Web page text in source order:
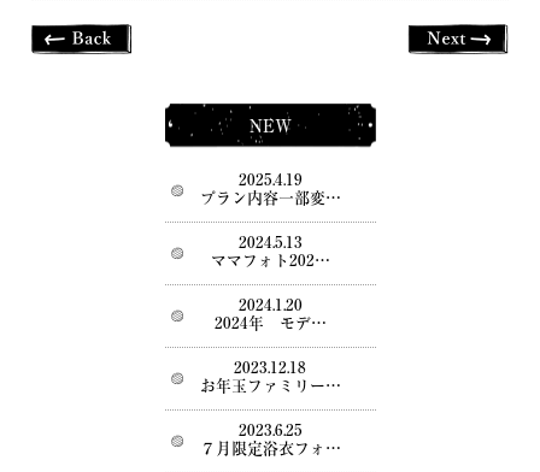
NEW
2025.4.19
プラン内容一部変…
2024.5.13
ママフォト202…
2024.1.20
2024年 モデ…
2023.12.18
お年玉ファミリー…
2023.6.25
７月限定浴衣フォ…